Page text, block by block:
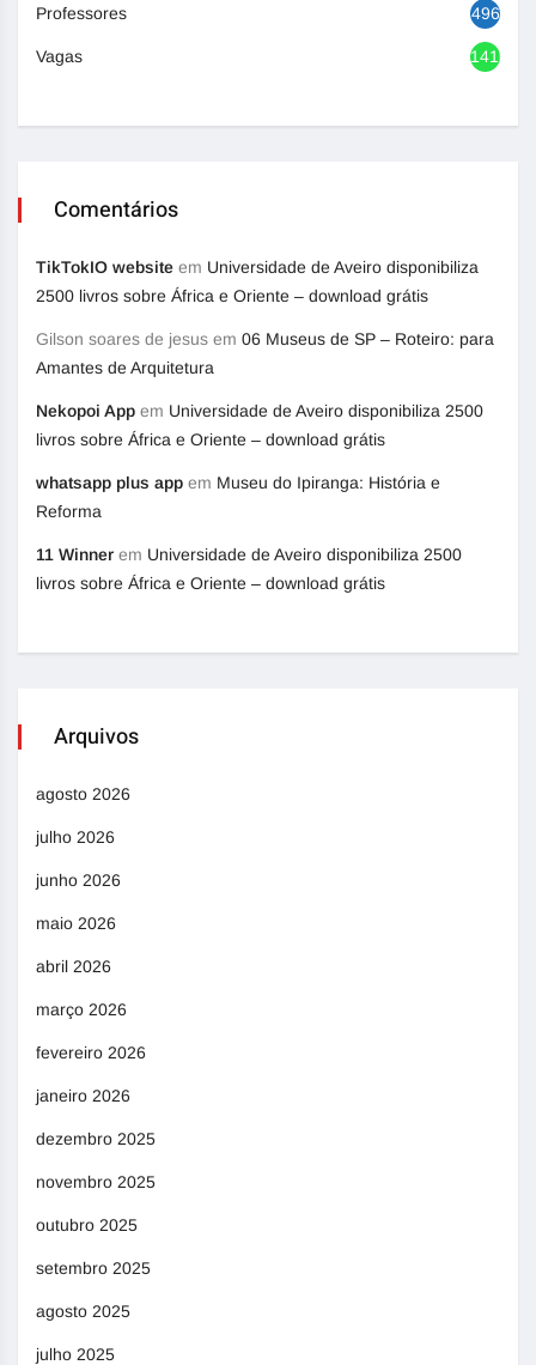
Professores 496
Vagas 1416
Comentários
TikTokIO website em Universidade de Aveiro disponibiliza
2500 livros sobre África e Oriente – download grátis
Gilson soares de jesus em 06 Museus de SP – Roteiro: para
Amantes de Arquitetura
Nekopoi App em Universidade de Aveiro disponibiliza 2500
livros sobre África e Oriente – download grátis
whatsapp plus app em Museu do Ipiranga: História e
Reforma
11 Winner em Universidade de Aveiro disponibiliza 2500
livros sobre África e Oriente – download grátis
Arquivos
agosto 2026
julho 2026
junho 2026
maio 2026
abril 2026
março 2026
fevereiro 2026
janeiro 2026
dezembro 2025
novembro 2025
outubro 2025
setembro 2025
agosto 2025
julho 2025